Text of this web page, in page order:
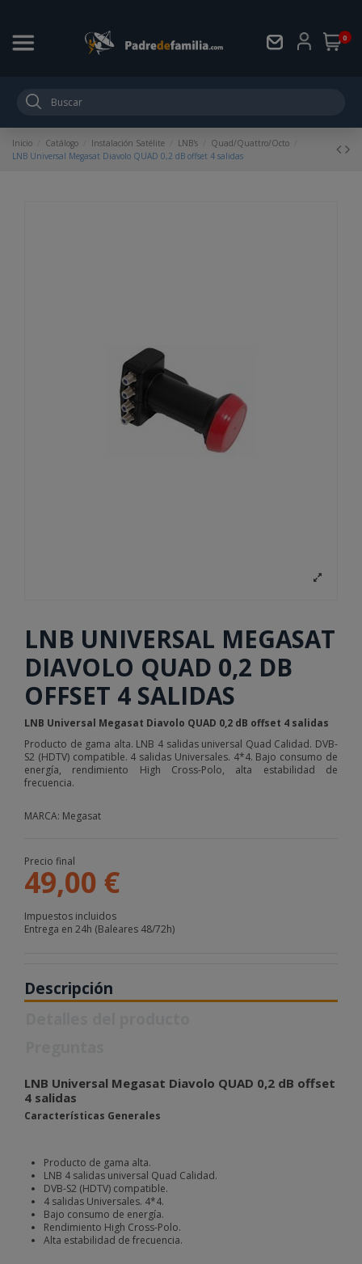
0
Inicio Catálogo Instalación Satélite LNB's
Quad/Quattro/Octo
LNB Universal Megasat Diavolo QUAD 0,2 dB offset 4 salidas
LNB UNIVERSAL MEGASAT
DIAVOLO QUAD 0,2 DB
OFFSET 4 SALIDAS
LNB Universal Megasat Diavolo QUAD 0,2 dB offset 4 salidas
Producto de gama alta. LNB 4 salidas universal Quad Calidad. DVB-
S2 (HDTV) compatible. 4 salidas Universales. 4*4. Bajo consumo de
energía, rendimiento High Cross-Polo, alta estabilidad de
frecuencia.
MARCA: Megasat
Precio final
49,00 €
Impuestos incluidos
Entrega en 24h (Baleares 48/72h)
Descripción
LNB Universal Megasat Diavolo QUAD 0,2 dB offset
4 salidas
Características Generales
Producto de gama alta.
LNB 4 salidas universal Quad Calidad.
DVB-S2 (HDTV) compatible.
4 salidas Universales. 4*4.
Bajo consumo de energía.
Rendimiento High Cross-Polo.
Alta estabilidad de frecuencia.